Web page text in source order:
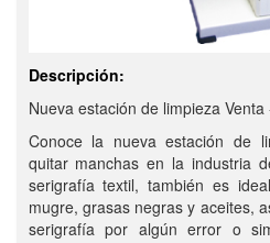
Descripción:
Nueva estación de limpieza Venta
Conoce la nueva estación de
quitar manchas en la industria
serigrafía textil, también es
mugre, grasas negras y aceites,
serigrafía por algún error o